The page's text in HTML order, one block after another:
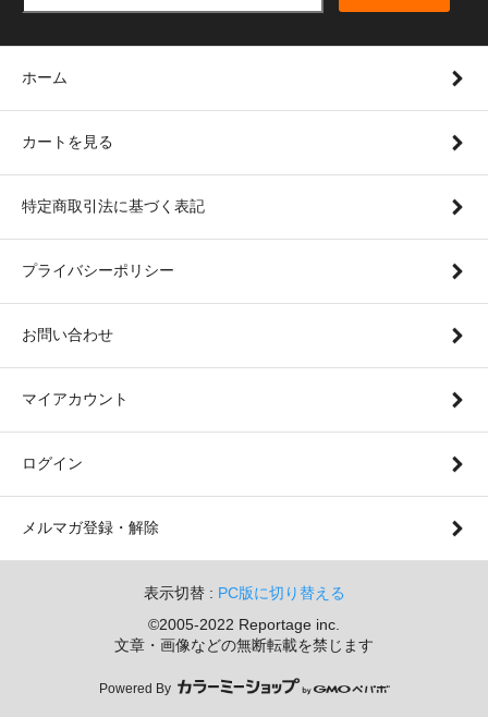
ホーム
カートを見る
特定商取引法に基づく表記
プライバシーポリシー
お問い合わせ
マイアカウント
ログイン
メルマガ登録・解除
表示切替 : PC版に切り替える
©2005-2022 Reportage inc.
文章・画像などの無断転載を禁じます
Powered By